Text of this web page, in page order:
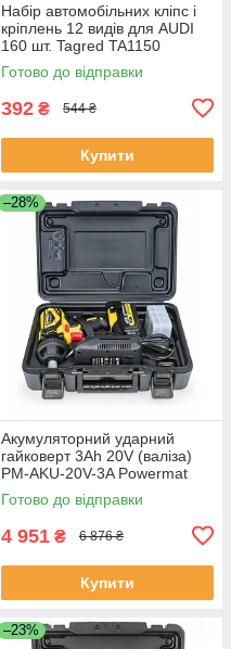
Набір автомобільних кліпс і
кріплень 12 видів для AUDI
160 шт. Tagred TA1150
Готово до відправки
392 ₴ 544 ₴
Купити
–28%
Акумуляторний ударний
гайковерт 3Ah 20V (валіза)
PM-AKU-20V-3A Powermat
PM0679
Готово до відправки
4 951 ₴ 6 876 ₴
Купити
–23%